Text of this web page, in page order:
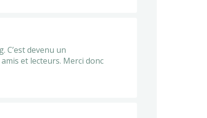
C’est devenu un
et lecteurs. Merci donc